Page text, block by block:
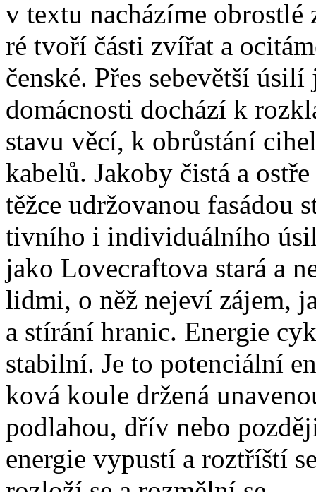
v tex­tu na­chá­zí­me
ré tvo­ří čás­ti zví­řat a
čen­ské. Přes se­be­vět­ší
do­mác­nos­ti do­chá­zí k
sta­vu vě­cí, k ob­růs­tá­ní
ka­be­lů. Ja­ko­by čis­tá a
těž­ce udr­žo­va­nou
tiv­ní­ho i in­di­vi­du­ál­ní­ho
ja­ko Lo­vecraf­to­va sta­rá a
lid­mi, o něž neje­ví zá­jem,
a stí­rá­ní hra­nic. Ener­gie
sta­bil­ní. Je to po­ten­ci­ál­ní
ko­vá kou­le dr­že­ná
pod­la­hou, dřív ne­bo
ener­gie vy­pus­tí a roz­tříští